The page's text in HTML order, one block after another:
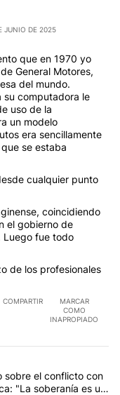
JUNIO DE 2025
que en 1970 yo
General Motores,
del mundo.
su computadora le
uso de la
un modelo
era sencillamente
se estaba
cualquier punto
coincidiendo
el gobierno de
Luego fue todo
de los profesionales
COMPARTIR
MARCAR
COMO
INAPROPIADO
comentarios en los
inconsistencias de
sobre el conflicto con
"La soberanía es un